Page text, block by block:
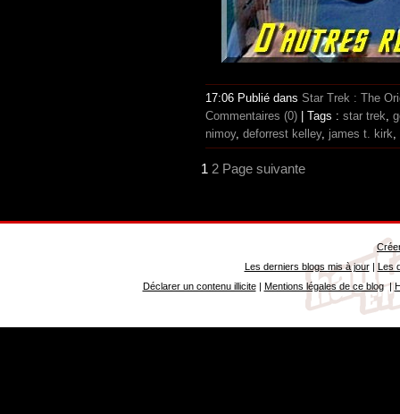
17:06 Publié dans Star Trek : The
Commentaires (0) | Tags : star trek
nimoy, deforrest kelley, james t. kirk
1 2 Page suivante
Les derniers blogs mis à jour| Les
Déclarer un contenu illicite| Mentions légales de ce blog|